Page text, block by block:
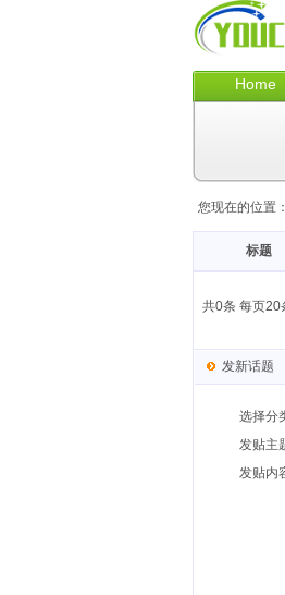
Home
您现在的位置：
标题
共0条 每页20
发新话题
选择分
发贴主
发贴内